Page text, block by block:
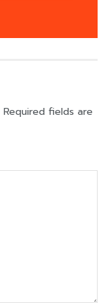
Required fields are